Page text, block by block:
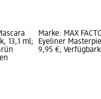
13,1 ml;
Marke: MAX
Eyeliner
9,95 €;